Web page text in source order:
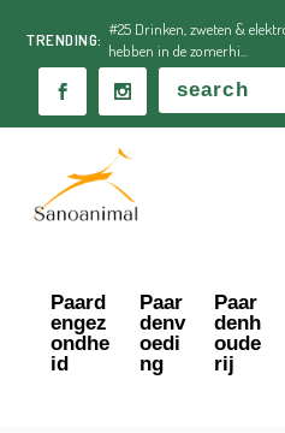
TRENDING:
#25 Drinken, zweten &
hebben in de zomerhi...
Paard
engez
ondhe
id
Paar
denv
oedi
ng
Paar
denh
oude
rij